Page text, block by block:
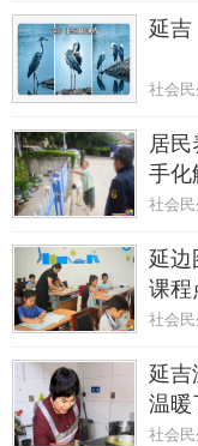
延吉
社会民
居
手化
社会民
延边
课程
社会民
延吉
温暖
社会民